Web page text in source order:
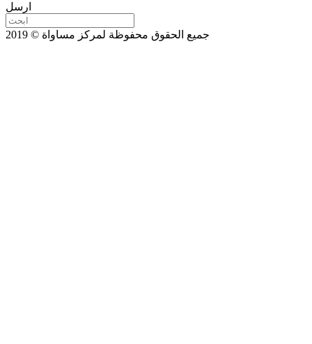
ارسل
جميع الحقوق محفوظة لمركز مساواة © 2019